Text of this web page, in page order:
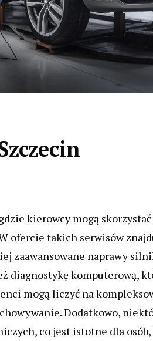
kierowcy mogą
ofercie takich serwisów
zaawansowane naprawy
diagnostykę komputerową,
mogą liczyć na
Dodatkowo,
co jest istotne dla